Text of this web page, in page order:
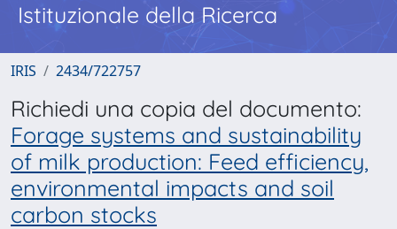
Istituzionale della Ricerca
IRIS 2434/722757
Richiedi una copia del documento:
Forage systems and sustainability
of milk production: Feed efficiency,
environmental impacts and soil
carbon stocks